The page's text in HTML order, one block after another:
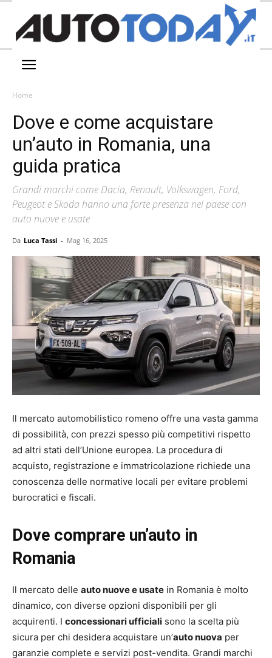
Home
Dove e come acquistare
un’auto in Romania, una
guida pratica
Grandi marchi come Dacia, Renault, Volkswagen, Ford,
Peugeot e Skoda hanno una forte presenza nel paese con
auto nuove e usate
Da Luca Tassi - Mag 16, 2025
Il mercato automobilistico romeno offre una vasta gamma
di possibilità, con prezzi spesso più competitivi rispetto
ad altri stati dell’Unione europea. La procedura di
acquisto, registrazione e immatricolazione richiede una
conoscenza delle normative locali per evitare problemi
burocratici e fiscali.
Dove comprare un’auto in
Romania
Il mercato delle auto nuove e usate in Romania è molto
dinamico, con diverse opzioni disponibili per gli
acquirenti. I concessionari ufficiali sono la scelta più
sicura per chi desidera acquistare un’auto nuova per
garanzie complete e servizi post-vendita. Grandi marchi